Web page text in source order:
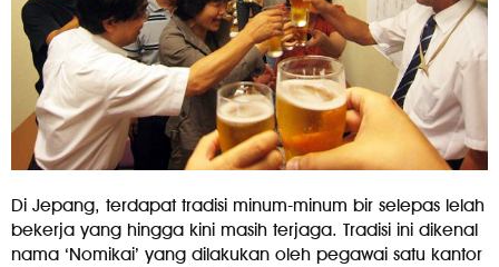
Di Jepang, terdapat tradisi minum-minum bir selepas lelah
bekerja yang hingga kini masih terjaga. Tradisi ini dikenal
nama ‘Nomikai’ yang dilakukan oleh pegawai satu kantor